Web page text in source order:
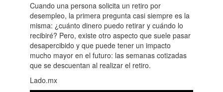
Cuando una persona solicita un retiro por
desempleo, la primera pregunta casi siempre es la
misma: ¿cuánto dinero puedo retirar y cuándo lo
recibiré? Pero, existe otro aspecto que suele pasar
desapercibido y que puede tener un impacto
mucho mayor en el futuro: las semanas cotizadas
que se descuentan al realizar el retiro.
Lado.mx